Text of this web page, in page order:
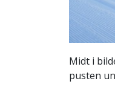
Midt i
pusten